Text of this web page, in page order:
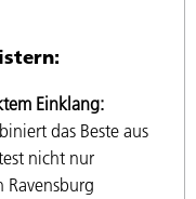
Einklang:
das Beste aus
nicht nur
Ravensburg